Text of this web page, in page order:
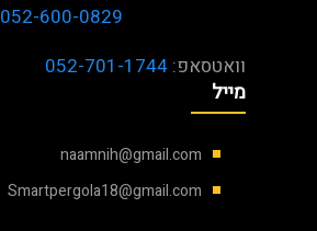
052-600-0829
וואטסאפ: 052-701-1744
מייל
naamnih@gmail.com
Smartpergola18@gmail.com